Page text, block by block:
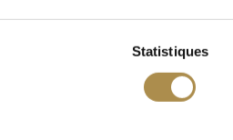
Statistiques